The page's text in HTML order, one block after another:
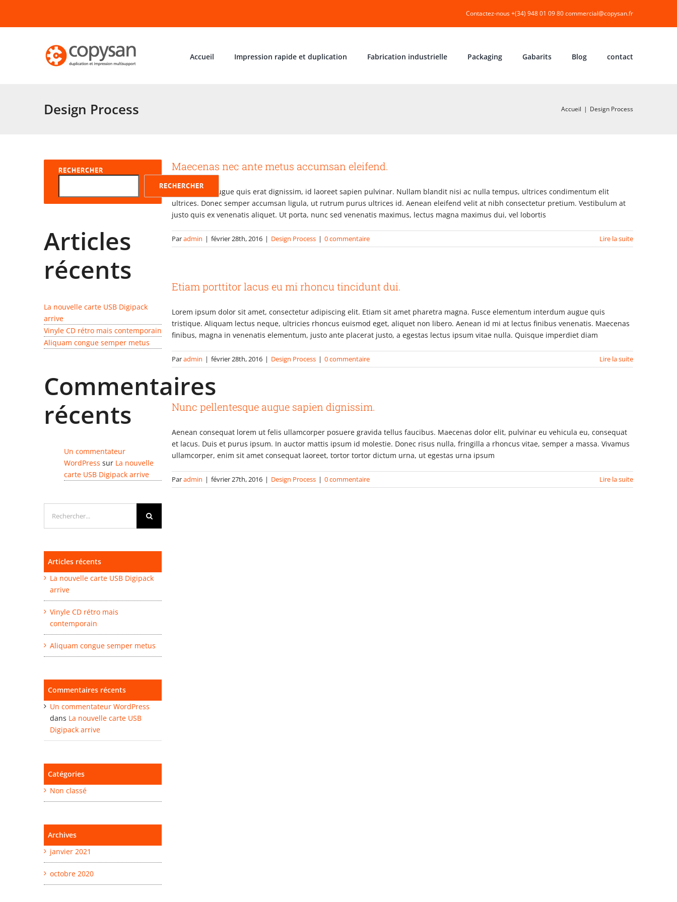
contenu
Contactez-nous +(34) 948 01 09 80commercial@copysan.fr
Accueil Impression rapide et duplication Fabrication industrielle Packaging Gabarits Blog contact
Design Process Accueil | Design Process
Maecenas nec ante metus accumsan eleifend.
Fusce porta augue quis erat dignissim, id laoreet sapien pulvinar. Nullam blandit nisi ac nulla tempus, ultrices condimentum elit
ultrices. Donec semper accumsan ligula, ut rutrum purus ultrices id. Aenean eleifend velit at nibh consectetur pretium. Vestibulum at
justo quis ex venenatis aliquet. Ut porta, nunc sed venenatis maximus, lectus magna maximus dui, vel lobortis
Paradmin | février 28th, 2016 | Design Process | 0 commentaire Lire la suite
Etiam porttitor lacus eu mi rhoncu tincidunt dui.
Lorem ipsum dolor sit amet, consectetur adipiscing elit. Etiam sit amet pharetra magna. Fusce elementum interdum augue quis
tristique. Aliquam lectus neque, ultricies rhoncus euismod eget, aliquet non libero. Aenean id mi at lectus finibus venenatis. Maecenas
finibus, magna in venenatis elementum, justo ante placerat justo, a egestas lectus ipsum vitae nulla. Quisque imperdiet diam
Paradmin | février 28th, 2016 | Design Process | 0 commentaire Lire la suite
Nunc pellentesque augue sapien dignissim.
Aenean consequat lorem ut felis ullamcorper posuere gravida tellus faucibus. Maecenas dolor elit, pulvinar eu vehicula eu, consequat
et lacus. Duis et purus ipsum. In auctor mattis ipsum id molestie. Donec risus nulla, fringilla a rhoncus vitae, semper a massa. Vivamus
ullamcorper, enim sit amet consequat laoreet, tortor tortor dictum urna, ut egestas urna ipsum
Paradmin | février 27th, 2016 | Design Process | 0 commentaire Lire la suite
RECHERCHER
RECHERCHER
Articles
récents
La nouvelle carte USB Digipack
arrive
Vinyle CD rétro mais contemporain
Aliquam congue semper metus
Commentaires
récents
Un commentateur
WordPress sur La nouvelle
carte USB Digipack arrive
Articles récents
La nouvelle carte USB Digipack
arrive
Vinyle CD rétro mais
contemporain
Aliquam congue semper metus
Commentaires récents
Un commentateur WordPress
dans La nouvelle carte USB
Digipack arrive
Catégories
Non classé
Archives
janvier 2021
octobre 2020